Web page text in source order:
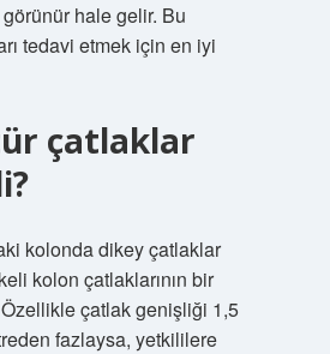
hale gelir. Bu
tedavi etmek için en iyi
çatlaklar
kolonda dikey çatlaklar
kolon çatlaklarının bir
çatlak genişliği 1,5
fazlaysa, yetkililere